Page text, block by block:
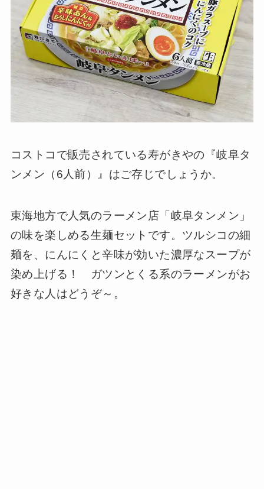
コストコで販売されている寿がきやの『岐阜タ
ンメン（6人前）』はご存じでしょうか。
東海地方で人気のラーメン店「岐阜タンメン」
の味を楽しめる生麺セットです。ツルシコの細
麺を、にんにくと辛味が効いた濃厚なスープが
染め上げる！ ガツンとくる系のラーメンがお
好きな人はどうぞ～。